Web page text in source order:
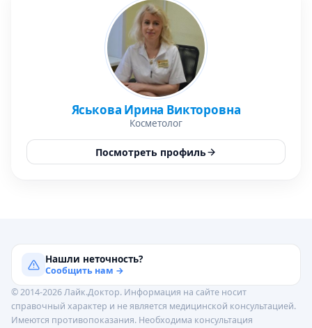
Яськова Ирина Викторовна
Косметолог
Посмотреть профиль
Нашли неточность?
Сообщить нам →
© 2014-2026 Лайк.Доктор. Информация на сайте носит
справочный характер и не является медицинской консультацией.
Имеются противопоказания. Необходима консультация